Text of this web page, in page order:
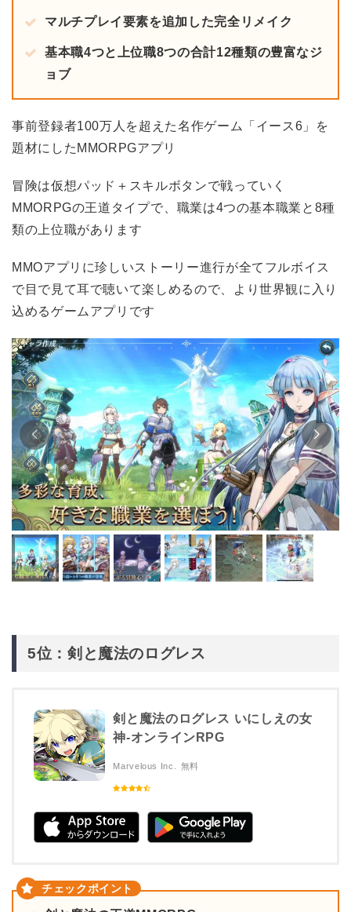
マルチプレイ要素を追加した完全リメイク
基本職4つと上位職8つの合計12種類の豊富なジ
ョブ
事前登録者100万人を超えた名作ゲーム「イース6」を
題材にした MMORPGアプリ
冒険は仮想パッド＋スキルボタンで戦っていく
MMORPGの王道タイプで、職業は4つの基本職業と8種
類の上位職があります
MMOアプリに珍しいストーリー進行が全てフルボイス
で目で見て耳で聴いて楽しめるので、より世界観に入り
込めるゲームアプリです
5位：剣と魔法のログレス
剣と魔法のログレス いにしえの女
神-オンラインRPG
Marvelous Inc. 無料